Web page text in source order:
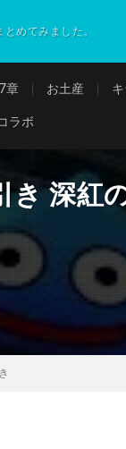
めてみました。
章 お土産
ラボ
き 深紅